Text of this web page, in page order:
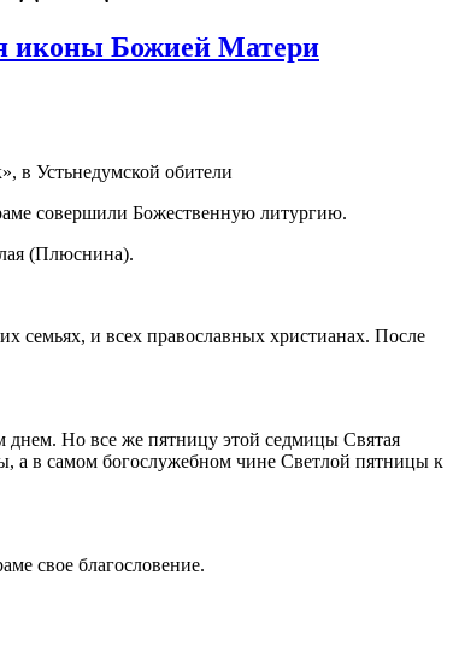
иконы Божией Матери
совершили Божественную литургию.
(Плюснина).
семьях, и всех православных христианах. После
Но все же пятницу этой седмицы Святая
а в самом богослужебном чине Светлой пятницы к
свое благословение.